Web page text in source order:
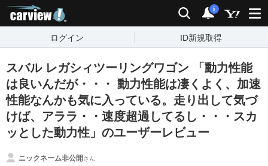
検索 通知
i
ログイン ID新規取得
スバル レガシィツーリングワゴン 「動力性能
は良いんだが・・・ 動力性能は凄くよく、加速
性能なんかも気に入っている。走り出して気づ
けば、アララ・・速度超過してるし・・・スカ
ッとした動力性」のユーザーレビュー
ニックネーム非公開さん